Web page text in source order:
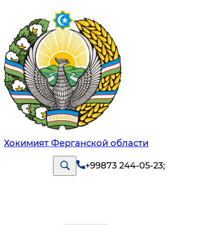
Хокимият Ферганской области
+99873 244-05-23;